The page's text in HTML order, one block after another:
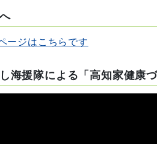
ージはこちらです
海援隊による「高知家健康